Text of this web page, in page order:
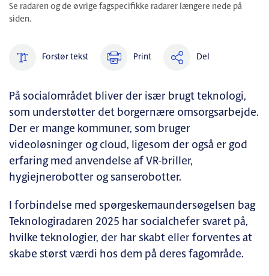
Se radaren og de øvrige fagspecifikke radarer længere nede på
siden.
Forstør tekst Print Del
På socialområdet bliver der især brugt teknologi,
som understøtter det borgernære omsorgsarbejde.
Der er mange kommuner, som bruger
videoløsninger og cloud, ligesom der også er god
erfaring med anvendelse af VR-briller,
hygiejnerobotter og sanserobotter.
I forbindelse med spørgeskemaundersøgelsen bag
Teknologiradaren 2025 har socialchefer svaret på,
hvilke teknologier, der har skabt eller forventes at
skabe størst værdi hos dem på deres fagområde.